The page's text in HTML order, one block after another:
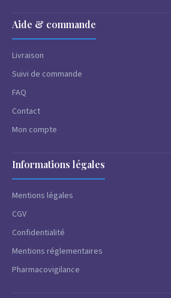
Aide & commande
Livraison
Suivi de commande
FAQ
Contact
Mon compte
Informations légales
Mentions légales
CGV
Confidentialité
Mentions réglementaires
Pharmacovigilance